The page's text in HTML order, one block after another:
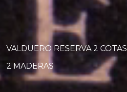
VALDUERO RESERVA 2 COTAS
2 MADERAS